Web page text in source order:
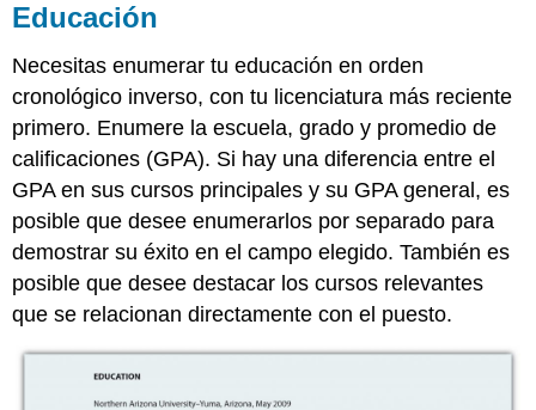
Educación
Necesitas enumerar tu educación en orden
cronológico inverso, con tu licenciatura más reciente
primero. Enumere la escuela, grado y promedio de
calificaciones (GPA). Si hay una diferencia entre el
GPA en sus cursos principales y su GPA general, es
posible que desee enumerarlos por separado para
demostrar su éxito en el campo elegido. También es
posible que desee destacar los cursos relevantes
que se relacionan directamente con el puesto.